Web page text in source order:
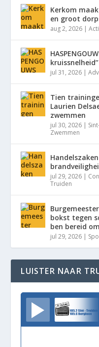
Kerkom
en groot
aug 2, 2026 |
kruissnelheid”
jul 31, 2026 |
Tien
Laurien
zwemmen
jul 30, 2026 |
Zwemmen
jul 29, 2026 |
Truiden
bokst tegen
ben bereid
jul 29, 2026 |
LUISTER NAAR